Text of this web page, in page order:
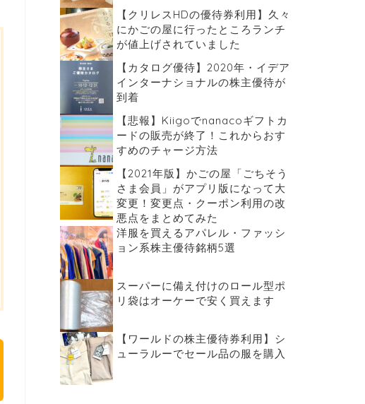
【クリレスHDの優待券利用】久々
にかごの屋に行ったところランチ
が値上げされていました
【カタログ優待】2020年・イデア
インターナショナルの株主優待が
到着
【悲報】Kiigoでnanacoギフトカ
ードの販売が終了！これからおす
すめのチャージ方法
【2021年版】かごの屋「ごちそう
さま会員」がアプリ版になって大
変更！変更点・クーポン利用の改
悪点をまとめてみた
洋服を買えるアパレル・ファッシ
ョン系株主優待銘柄5選
スーパーに備え付けのロール型ポ
リ袋はオーケーで安く買えます
【ワールドの株主優待券利用】シ
ューラルーでセール品の服を購入